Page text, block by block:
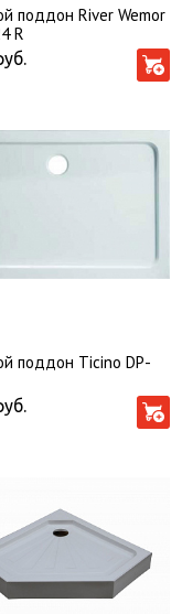
поддон River Wemor
R
поддон Ticino DP-